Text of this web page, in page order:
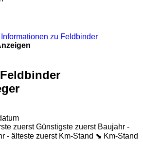
zu Feldbinder
Feldbinder
zuerst Günstigste zuerst Baujahr -
- älteste zuerst Km-Stand ⬊ Km-Stand